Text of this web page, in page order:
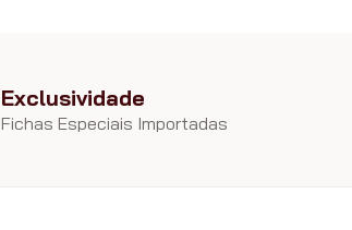
Exclusividade
Fichas Especiais Importadas